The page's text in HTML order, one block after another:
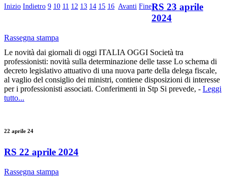
Inizio Indietro 9 10 11 12 13 14 15 16 Avanti FineRS 23 aprile
2024
Rassegna stampa
Le novità dai giornali di oggi ITALIA OGGI Società tra
professionisti: novità sulla determinazione delle tasse Lo schema di
decreto legislativo attuativo di una nuova parte della delega fiscale,
al vaglio del consiglio dei ministri, contiene disposizioni di interesse
per i professionisti associati. Conferimenti in Stp Si prevede, - Leggi
tutto...
22 aprile 24
RS 22 aprile 2024
Rassegna stampa